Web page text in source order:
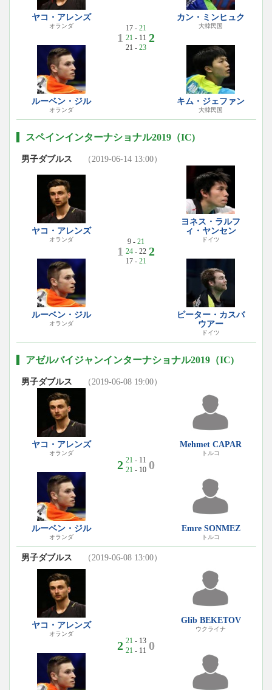
ヤコ・アレンズ
オランダ
ルーベン・ジル
オランダ
1
17 - 21
21 - 11
21 - 23
2
カン・ミンヒュク
大韓民国
キム・ジェファン
大韓民国
スペインインターナショナル2019（IC)
男子ダブルス （2019-06-14 13:00）
ヤコ・アレンズ
オランダ
ルーベン・ジル
オランダ
1
9 - 21
24- 22
17 - 21
2
ヨネス・ラルフ
ィ・ヤンセン
ドイツ
ピーター・カスバ
ウアー
ドイツ
アゼルバイジャンインターナショナル2019（IC)
男子ダブルス （2019-06-08 19:00）
ヤコ・アレンズ
オランダ
ルーベン・ジル
オランダ
2 21 - 11
21 - 10 0
Mehmet CAPAR
トルコ
Emre SONMEZ
トルコ
男子ダブルス （2019-06-08 13:00）
ヤコ・アレンズ
オランダ
2 21 - 13
21 - 11 0
Glib BEKETOV
ウクライナ